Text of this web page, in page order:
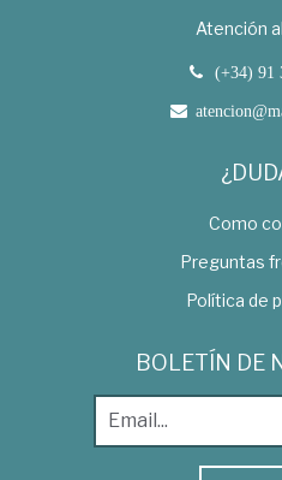
Atención
(+34) 91
Como
Preguntas
Política de
BOLETÍN DE